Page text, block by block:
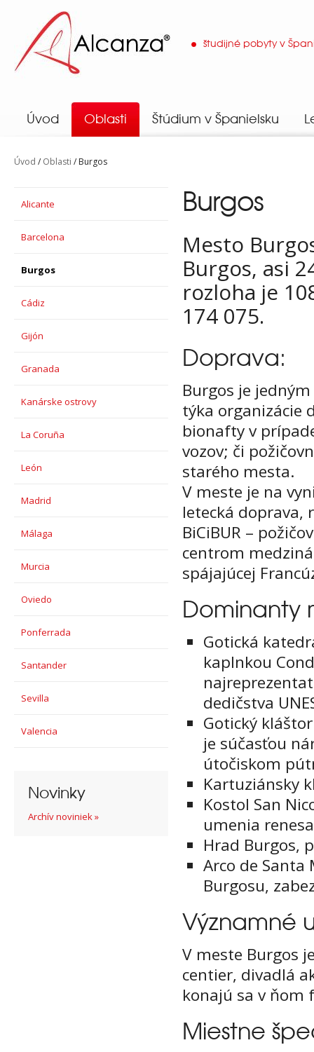
študijné pobyty v
Úvod Oblasti Štúdium v Španielsku
Úvod / Oblasti / Burgos
Burgos
Mesto
Burgos, asi
rozloha je
174 075.
Doprava:
Burgos je
týka organizácie
bionafty v
vozov; či
starého mesta.
V meste je na
letecká doprava,
BiCiBUR –
centrom
spájajúcej
Dominanty
Gotická
kaplnkou
dedičstva
Gotický
je súčasťou
útočiskom
Kartuziánsky
Kostol San
umenia
Hrad Burgos,
Arco de
Burgosu,
Významné
V meste Burgos
centier, divadlá
konajú sa v ňom
Miestne
Alicante
Barcelona
Burgos
Cádiz
Gijón
Granada
Kanárske ostrovy
La Coruña
León
Madrid
Málaga
Murcia
Oviedo
Ponferrada
Santander
Sevilla
Valencia
Novinky
Archív noviniek »